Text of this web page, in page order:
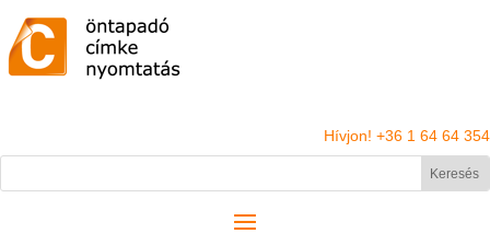
Hívjon! +36 1 64 64 354